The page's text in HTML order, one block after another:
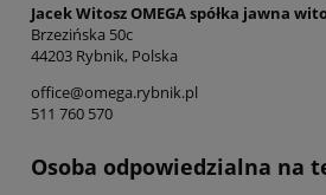
Jacek Witosz OMEGA spółka jawna
Brzezińska 50c
44203 Rybnik, Polska
office@omega.rybnik.pl
511 760 570
Osoba odpowiedzialna na